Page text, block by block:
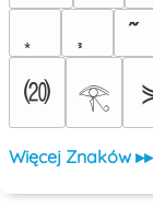
⒇
𓂀
Więcej Znaków ▸▸